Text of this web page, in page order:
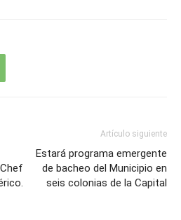
Artículo siguiente
Estará programa emergente
de bacheo del Municipio en
seis colonias de la Capital